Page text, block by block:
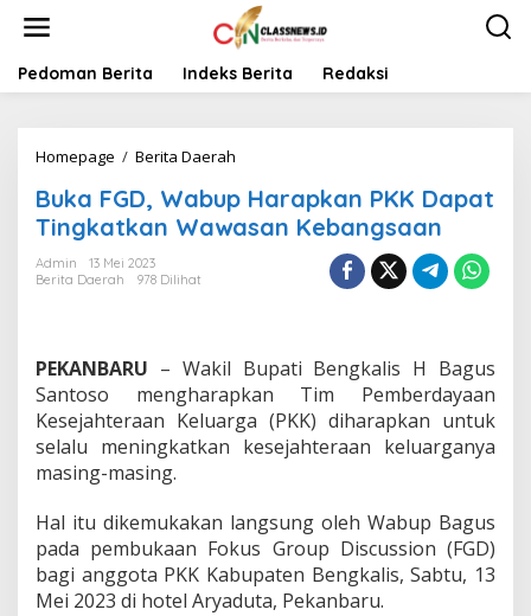
t
Pedoman Berita Indeks Berita Redaksi
Homepage / Berita Daerah
k
a
F
u
p
H
a
p
k
a
n
P
Buka FGD, Wabup Harapkan PKK Dapat
Tingkatkan Wawasan Kebangsaan
Admin
13 Mei 2023
Berita Daerah
978 Dilihat
PEKANBARU – Wakil Bupati Bengkalis H Bagus
Santoso mengharapkan Tim Pemberdayaan
Kesejahteraan Keluarga (PKK) diharapkan untuk
selalu meningkatkan kesejahteraan keluarganya
masing-masing.
Hal itu dikemukakan langsung oleh Wabup Bagus
pada pembukaan Fokus Group Discussion (FGD)
bagi anggota PKK Kabupaten Bengkalis, Sabtu, 13
Mei 2023 di hotel Aryaduta, Pekanbaru.